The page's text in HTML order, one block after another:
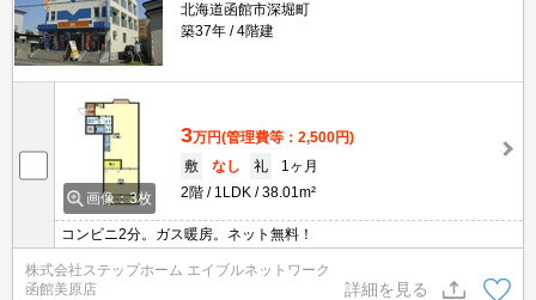
北海道函館市深堀町
築37年
4階建
画像：3枚
3万円(管理費等：2,500円)
敷
なし 礼
1ヶ月
2階
1LDK 38.01m²
コンビニ2分。ガス暖房。ネット無料！
株式会社ステップホーム エイブルネットワーク
函館美原店
詳細を見る